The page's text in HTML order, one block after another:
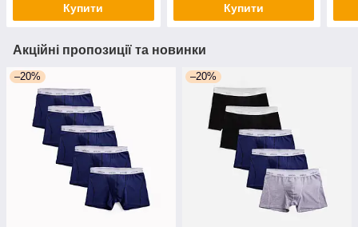
Купити Купити
Акційні пропозиції та новинки
–20% –20%